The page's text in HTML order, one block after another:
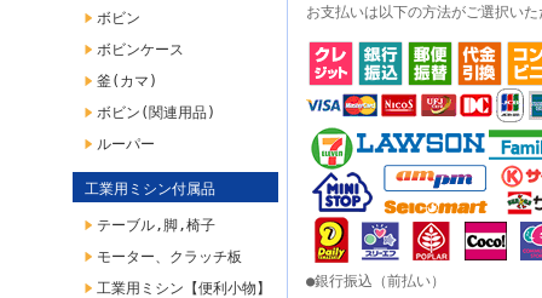
ボビン
ボビンケース
釜(カマ)
ボビン(関連用品)
ルーパー
工業用ミシン付属品
テーブル,脚,椅子
モーター、クラッチ板
工業用ミシン【便利小物】
お支払いは以下の方法がご選択い
●銀行振込（前払い）